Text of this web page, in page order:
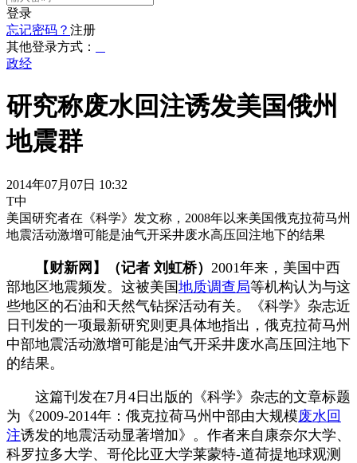
登录
忘记密码？ 注册
其他登录方式：
政经
研究称废水回注诱发美国俄州
地震群
2014年07月07日 10:32
T中
美国研究者在《科学》发文称，2008年以来美国俄克拉荷马州
地震活动激增可能是油气开采井废水高压回注地下的结果
【财新网】（记者 刘虹桥） 2001年来，美国中西
部地区地震频发。这被美国地质调查局等机构认为与这
些地区的石油和天然气钻探活动有关。《科学》杂志近
日刊发的一项最新研究则更具体地指出，俄克拉荷马州
中部地震活动激增可能是油气开采井废水高压回注地下
的结果。
这篇刊发在7月4日出版的《科学》杂志的文章标题
为《2009-2014年：俄克拉荷马州中部由大规模废水回
注诱发的地震活动显著增加》。作者来自康奈尔大学、
科罗拉多大学、哥伦比亚大学莱蒙特-道荷提地球观测